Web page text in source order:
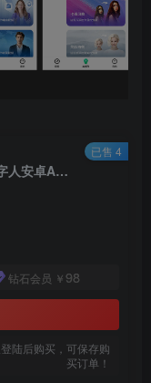
NX-AI数字人 某音/某红薯卖几千的Ai数字人安卓APP软件 开心版
钻石会员 ￥98
陆后购买，可保存购
买订单！
已售 4